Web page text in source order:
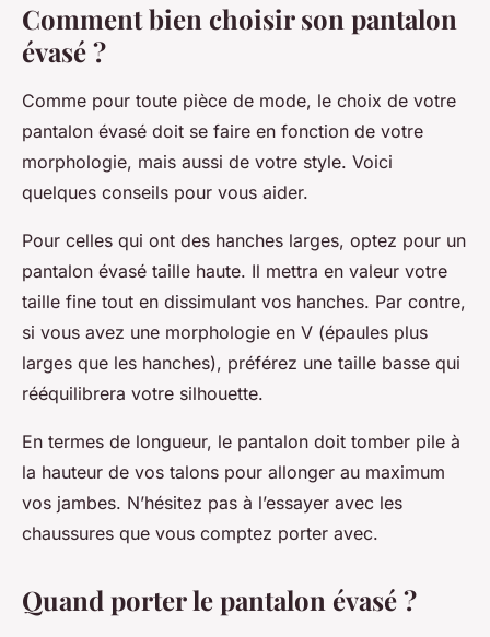
Comment bien choisir son pantalon
évasé ?
Comme pour toute pièce de mode, le choix de votre
pantalon évasé doit se faire en fonction de votre
morphologie, mais aussi de votre style. Voici
quelques conseils pour vous aider.
Pour celles qui ont des hanches larges, optez pour un
pantalon évasé taille haute. Il mettra en valeur votre
taille fine tout en dissimulant vos hanches. Par contre,
si vous avez une morphologie en V (épaules plus
larges que les hanches), préférez une taille basse qui
rééquilibrera votre silhouette.
En termes de longueur, le pantalon doit tomber pile à
la hauteur de vos talons pour allonger au maximum
vos jambes. N’hésitez pas à l’essayer avec les
chaussures que vous comptez porter avec.
Quand porter le pantalon évasé ?